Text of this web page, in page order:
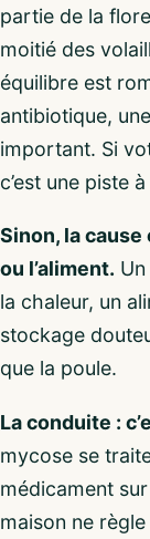
partie de la
moitié des
équilibre est
antibiotique,
important. Si
c’est une piste
Sinon, la cause
ou l’aliment.
la chaleur, un
stockage
que la poule.
La conduite :
mycose se
médicament
maison ne